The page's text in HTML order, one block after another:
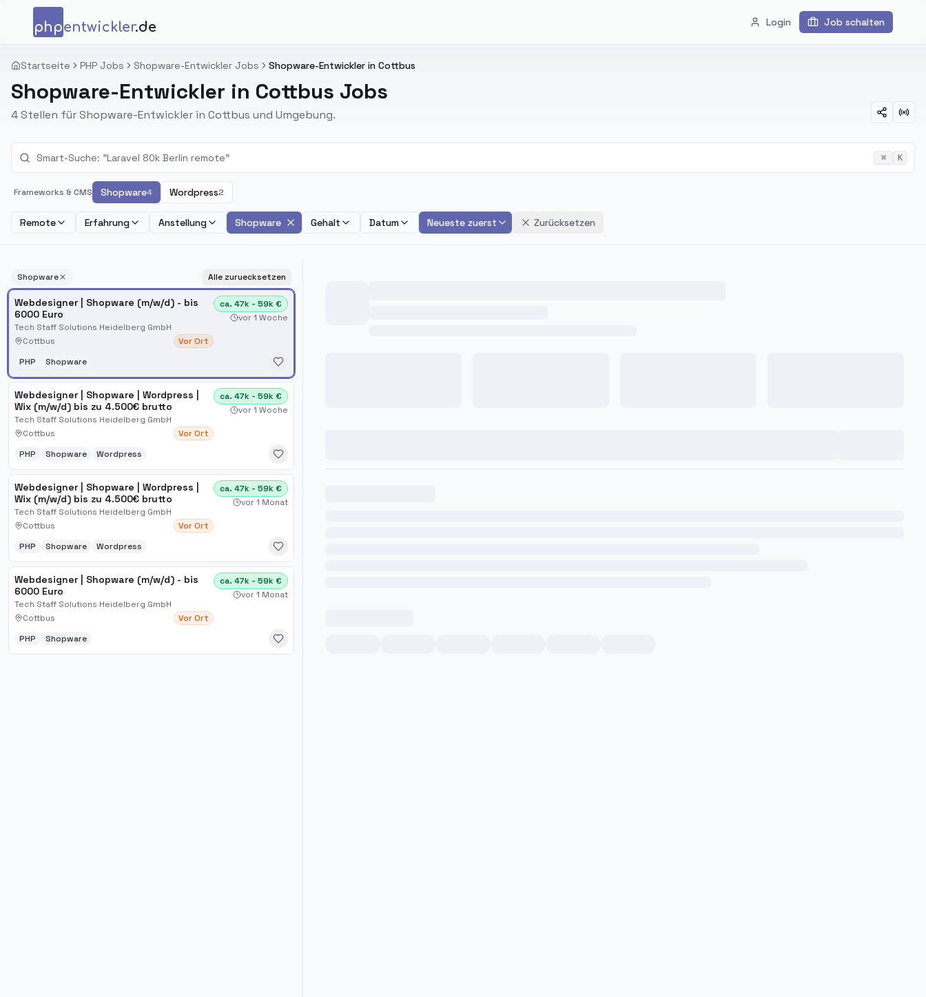
Zum Inhalt springen
phpentwickler.de Login Job schalten
Startseite PHP Jobs Shopware-Entwickler Jobs Shopware-Entwickler in Cottbus
Shopware-Entwickler in Cottbus Jobs
4 Stellen für Shopware-Entwickler in Cottbus und Umgebung.
⌘ K
Frameworks & CMS Shopware4 Wordpress2
Remote Erfahrung Anstellung Shopware Gehalt Datum Neueste zuerst Zurücksetzen
Shopware Alle zuruecksetzen
Webdesigner | Shopware (m/w/d) - bis
6000 Euro
Tech Staff Solutions Heidelberg GmbH
Cottbus
Vor Ort
ca. 47k - 59k €
vor 1 Woche
PHP Shopware
Webdesigner | Shopware | Wordpress |
Wix (m/w/d) bis zu 4.500€ brutto
Tech Staff Solutions Heidelberg GmbH
Cottbus
Vor Ort
ca. 47k - 59k €
vor 1 Woche
PHP Shopware Wordpress
Webdesigner | Shopware | Wordpress |
Wix (m/w/d) bis zu 4.500€ brutto
Tech Staff Solutions Heidelberg GmbH
Cottbus
Vor Ort
ca. 47k - 59k €
vor 1 Monat
PHP Shopware Wordpress
Webdesigner | Shopware (m/w/d) - bis
6000 Euro
Tech Staff Solutions Heidelberg GmbH
Cottbus
Vor Ort
ca. 47k - 59k €
vor 1 Monat
PHP Shopware